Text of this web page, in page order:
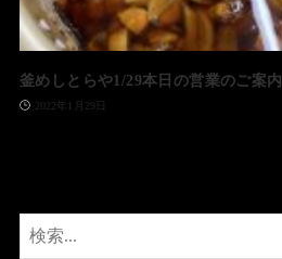
釜めしとらや1/29本日の営業のご案内
2022年1月29日